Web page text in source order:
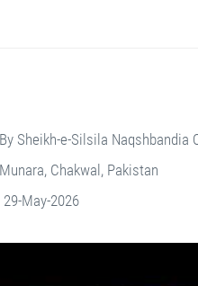
By Sheikh-e-Silsila Naqshbandia
Munara, Chakwal, Pakistan
29-May-2026